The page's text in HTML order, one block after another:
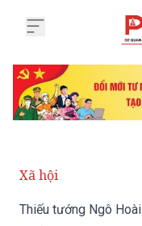
Xã hội
Thiếu tướng Ngô